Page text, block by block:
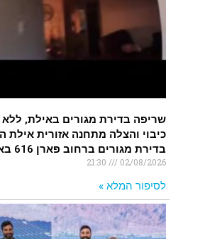
שריפה בדירת מגורים באילת, ללא
כיבוי והצלה מתחנה אזורית אילת
בדירת מגורים ברחוב פארן 616 באילת.
02/08/2026
לסיפור המלא »